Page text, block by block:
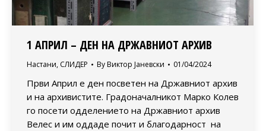
1 АПРИЛ – ДЕН НА ДРЖАВНИОТ АРХИВ
Настани, СЛИДЕР By Виктор Јаневски 01/04/2024
Први Април е ден посветен на Државниот архив
и на архивистите. Градоначалникот Марко Колев
го посети одделението на Државниот архив
Велес и им оддаде почит и благодарност на